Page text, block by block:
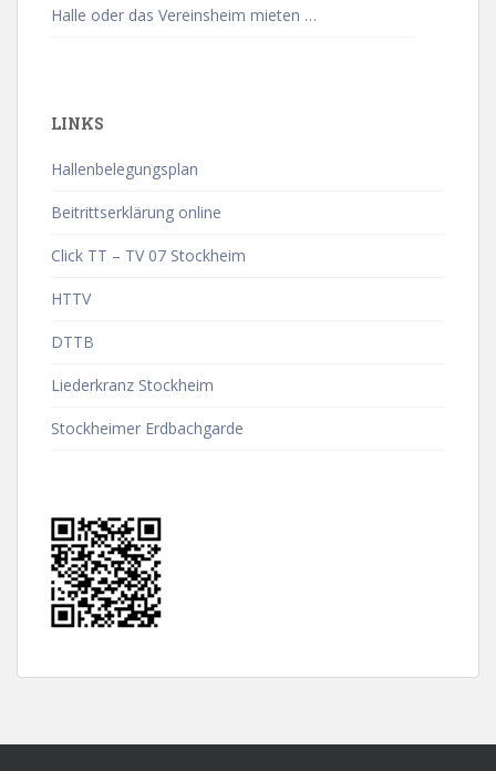
Halle oder das Vereinsheim mieten …
LINKS
Hallenbelegungsplan
Beitrittserklärung online
Click TT – TV 07 Stockheim
HTTV
DTTB
Liederkranz Stockheim
Stockheimer Erdbachgarde